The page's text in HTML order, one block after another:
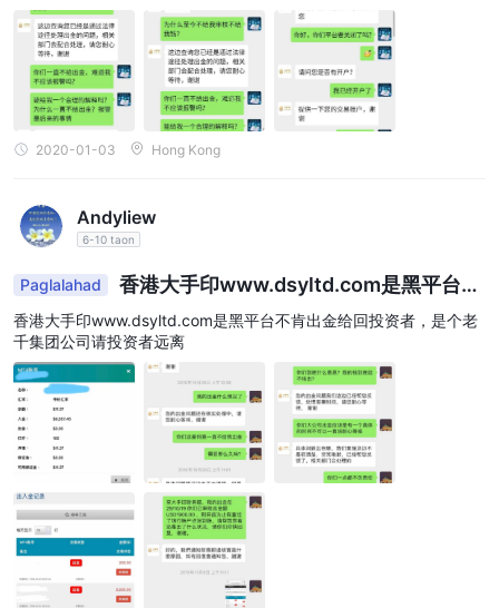
2020-01-03 Hong Kong
Andyliew
6-10 taon
Paglalahad
香港大手印www.dsyltd.com是黑平台不
肯出金给回投资者，是个老千集团公司请投资者远离
香港大手印www.dsyltd.com是黑平台不肯出金给回投资者，是个老
千集团公司请投资者远离